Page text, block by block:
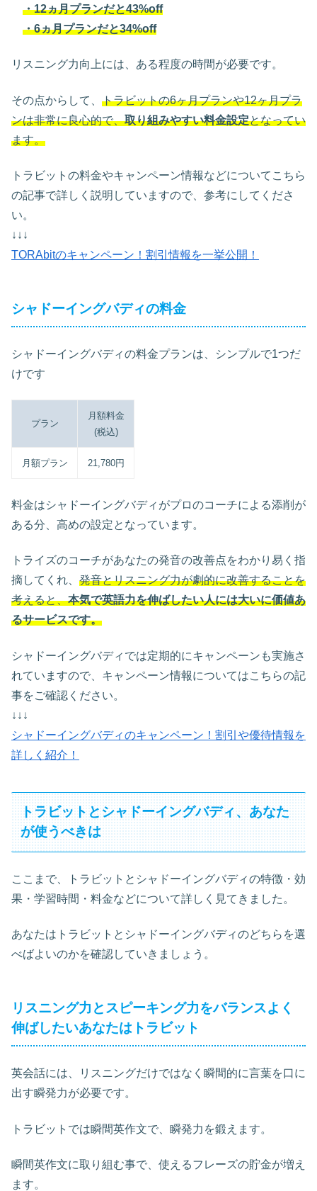
・12ヵ月プランだと43%off
・6ヵ月プランだと34%off
リスニング力向上には、ある程度の時間が必要です。
その点からして、 トラビットの6ヶ月プランや12ヶ月プラ
ンは非常に良心的で、取り組みやすい料金設定となってい
ます。
トラビットの料金やキャンペーン情報などについてこちら
の記事で詳しく説明していますので、参考にしてくださ
い。
↓↓↓
TORAbitのキャンペーン！割引情報を一挙公開！
シャドーイングバディの料金
シャドーイングバディの料金プランは、シンプルで1つだ
けです
プラン
月額料金
(税込)
月額プラン 21,780円
料金はシャドーイングバディがプロのコーチによる添削が
ある分、高めの設定となっています。
トライズのコーチがあなたの発音の改善点をわかり易く指
摘してくれ、 発音とリスニング力が劇的に改善することを
考えると、本気で英語力を伸ばしたい人には大いに価値あ
るサービスです。
シャドーイングバディでは定期的にキャンペーンも実施さ
れていますので、キャンペーン情報についてはこちらの記
事をご確認ください。
↓↓↓
シャドーイングバディのキャンペーン！割引や優待情報を
詳しく紹介！
トラビットとシャドーイングバディ、あなた
が使うべきは
ここまで、トラビットとシャドーイングバディの特徴・効
果・学習時間・料金などについて詳しく見てきました。
あなたはトラビットとシャドーイングバディのどちらを選
べばよいのかを確認していきましょう。
リスニング力とスピーキング力をバランスよく
伸ばしたいあなたはトラビット
英会話には、リスニングだけではなく瞬間的に言葉を口に
出す瞬発力が必要です。
トラビットでは瞬間英作文で、瞬発力を鍛えます。
瞬間英作文に取り組む事で、使えるフレーズの貯金が増え
ます。